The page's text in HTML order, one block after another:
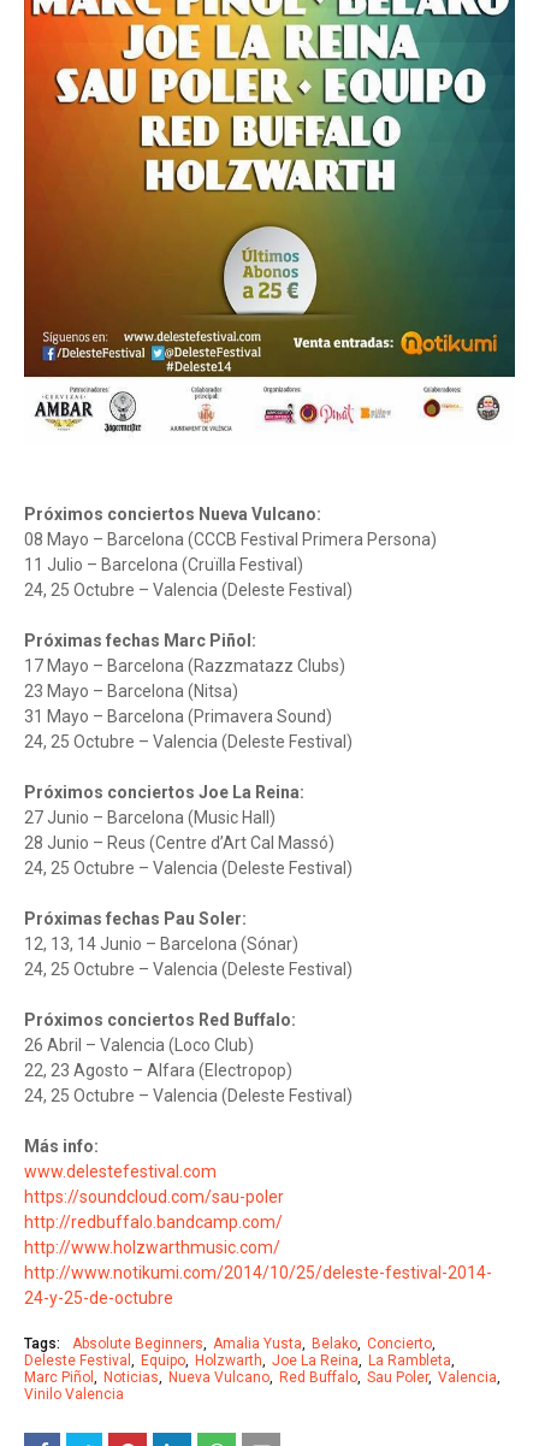
Próximos conciertos Nueva Vulcano:
08 Mayo – Barcelona (CCCB Festival Primera Persona)
11 Julio – Barcelona (Cruïlla Festival)
24, 25 Octubre – Valencia (Deleste Festival)
Próximas fechas Marc Piñol:
17 Mayo – Barcelona (Razzmatazz Clubs)
23 Mayo – Barcelona (Nitsa)
31 Mayo – Barcelona (Primavera Sound)
24, 25 Octubre – Valencia (Deleste Festival)
Próximos conciertos Joe La Reina:
27 Junio – Barcelona (Music Hall)
28 Junio – Reus (Centre d’Art Cal Massó)
24, 25 Octubre – Valencia (Deleste Festival)
Próximas fechas Pau Soler:
12, 13, 14 Junio – Barcelona (Sónar)
24, 25 Octubre – Valencia (Deleste Festival)
Próximos conciertos Red Buffalo:
26 Abril – Valencia (Loco Club)
22, 23 Agosto – Alfara (Electropop)
24, 25 Octubre – Valencia (Deleste Festival)
Más info:
www.delestefestival.com
https://soundcloud.com/sau-poler
http://redbuffalo.bandcamp.com/
http://www.holzwarthmusic.com/
http://www.notikumi.com/2014/10/25/deleste-festival-2014-
24-y-25-de-octubre
Tags: Absolute Beginners Amalia Yusta Belako Concierto
Deleste Festival
Equipo Holzwarth Joe La Reina
La Rambleta
Marc Piñol
Noticias Nueva Vulcano Red Buffalo Sau Poler Valencia
Vinilo Valencia